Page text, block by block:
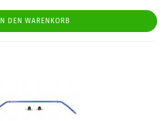
IN DEN WARENKORB